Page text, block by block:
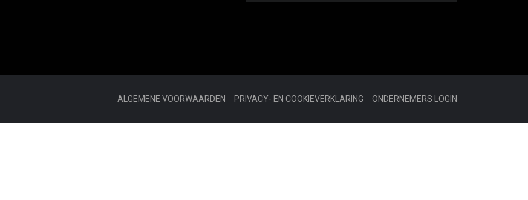
ALGEMENE VOORWAARDEN PRIVACY- EN COOKIEVERKLARING ONDERNEMERS LOGIN